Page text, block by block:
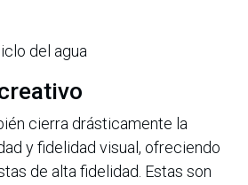
del agua
cierra drásticamente la
y fidelidad visual, ofreciendo
de alta fidelidad. Estas son